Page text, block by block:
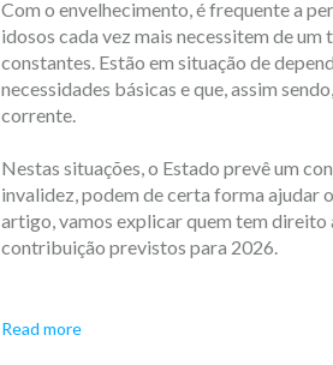
Com o envelhecimento, é frequente a
idosos cada vez mais necessitem de
constantes. Estão em situação de
necessidades básicas e que, assim
corrente.
​Nestas situações, o Estado prevê um
invalidez, podem de certa forma ajudar
artigo, vamos explicar quem tem direito
contribuição previstos para 2026.
Read more